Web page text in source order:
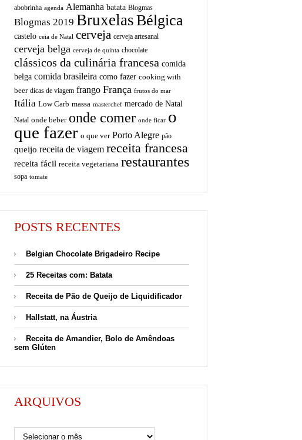
abobrinha agenda Alemanha batata Blogmas
Blogmas 2019 BruxelasBélgica
castelo ceia de Natal cerveja cerveja artesanal
cerveja belga cerveja de quinta chocolate
clássicos da culinária francesa comida
belga comida brasileira como fazer cooking with
beer dicas de viagem frango França frutos do mar
Itália Low Carb massa masterchef mercado de Natal
Natal onde beber onde comer onde ficar o
que fazer o que ver Porto Alegre pão
queijo receita de viagem receita francesa
receita fácil receita vegetariana restaurantes
sopa tomate
POSTS RECENTES
Belgian Chocolate Brigadeiro Recipe
25 Receitas com: Batata
Receita de Pão de Queijo de Liquidificador
Hallstatt, na Áustria
Receita de Amandier, Bolo de Amêndoas
sem Glúten
ARQUIVOS